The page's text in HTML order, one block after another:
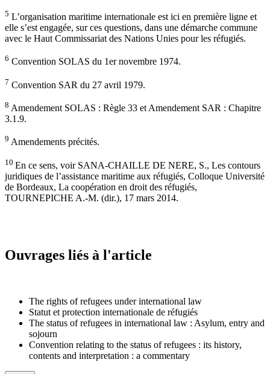
5 L’organisation maritime internationale est ici en première ligne et
elle s’est engagée, sur ces questions, dans une démarche commune
avec le Haut Commissariat des Nations Unies pour les réfugiés.
6 Convention SOLAS du 1er novembre 1974.
7 Convention SAR du 27 avril 1979.
8 Amendement SOLAS : Règle 33 et Amendement SAR : Chapitre
3.1.9.
9 Amendements précités.
10 En ce sens, voir SANA-CHAILLE DE NERE, S., Les contours
juridiques de l’assistance maritime aux réfugiés, Colloque Université
de Bordeaux, La coopération en droit des réfugiés,
TOURNEPICHE A.-M. (dir.), 17 mars 2014.
Ouvrages liés à l'article
The rights of refugees under international law
Statut et protection internationale de réfugiés
The status of refugees in international law : Asylum, entry and
sojourn
Convention relating to the status of refugees : its history,
contents and interpretation : a commentary